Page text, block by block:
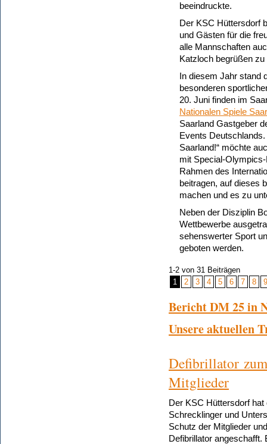
beeindruckte.
Der KSC Hüttersdorf
und Gästen für die
alle Mannschaften
Katzloch begrüßen zu
In diesem Jahr stand
besonderen
20. Juni finden im
Nationalen Spiele
Saarland Gastgeber
Events
Saarland!“ möchte
mit Special-
Rahmen des
beitragen, auf dieses
machen und es zu
Neben der Disziplin
Wettbewerbe
sehenswerter Sport
geboten werden.
1-2 von 31 Beiträgen
1
2 3 4 5 6 7 8 9
Bericht DM 25 in
Unsere aktuellen
Defibrillator
Mitglieder
Der KSC Hüttersdorf
Schrecklinger und
Schutz der Mitglieder
Defibrillator angeschafft.